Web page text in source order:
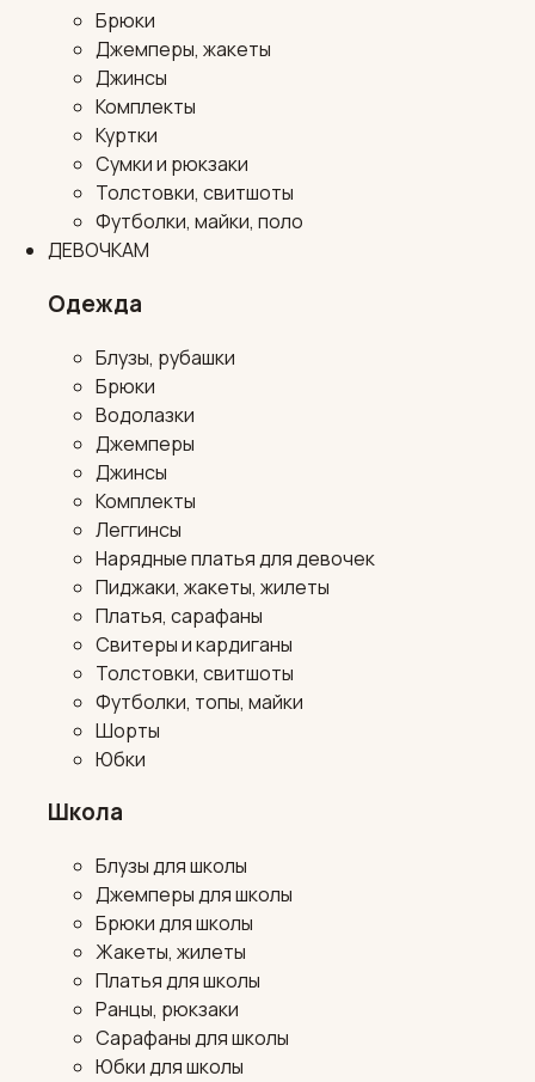
Брюки
Джемперы, жакеты
Джинсы
Комплекты
Куртки
Сумки и рюкзаки
Толстовки, свитшоты
Футболки, майки, поло
ДЕВОЧКАМ
Одежда
Блузы, рубашки
Брюки
Водолазки
Джемперы
Джинсы
Комплекты
Леггинсы
Нарядные платья для девочек
Пиджаки, жакеты, жилеты
Платья, сарафаны
Свитеры и кардиганы
Толстовки, свитшоты
Футболки, топы, майки
Шорты
Юбки
Школа
Блузы для школы
Джемперы для школы
Брюки для школы
Жакеты, жилеты
Платья для школы
Ранцы, рюкзаки
Сарафаны для школы
Юбки для школы